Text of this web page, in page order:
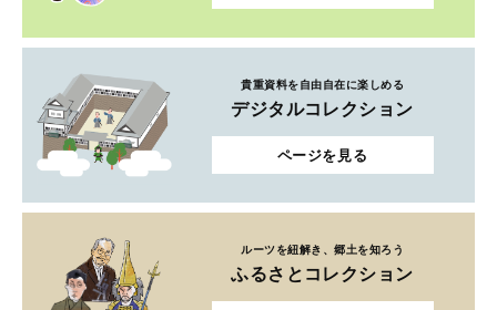
貴重資料を自由自在に楽しめる
デジタルコレクション
ページを見る
ルーツを紐解き、郷土を知ろう
ふるさとコレクション